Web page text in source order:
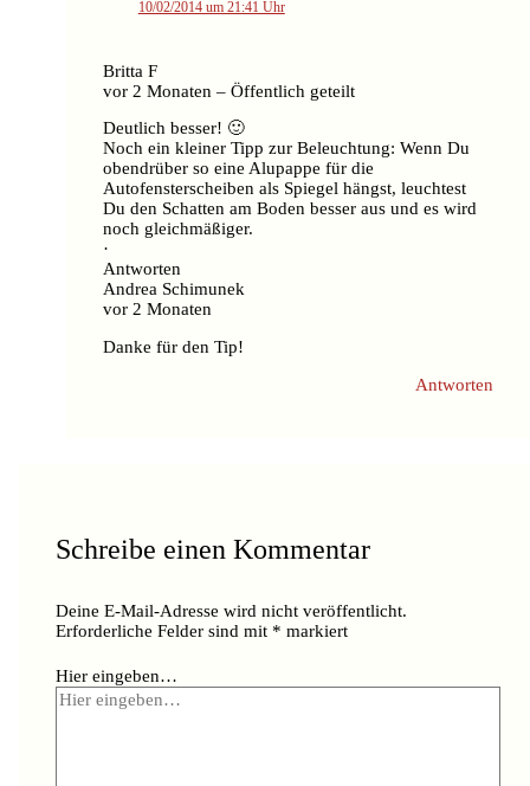
10/02/2014 um 21:41 Uhr
Britta F
vor 2 Monaten – Öffentlich geteilt
Deutlich besser! 🙂
Noch ein kleiner Tipp zur Beleuchtung: Wenn Du
obendrüber so eine Alupappe für die
Autofensterscheiben als Spiegel hängst, leuchtest
Du den Schatten am Boden besser aus und es wird
noch gleichmäßiger.
·
Antworten
Andrea Schimunek
vor 2 Monaten
Danke für den Tip!
Antworten
Schreibe einen Kommentar
Deine E-Mail-Adresse wird nicht veröffentlicht.
Erforderliche Felder sind mit * markiert
Hier eingeben…